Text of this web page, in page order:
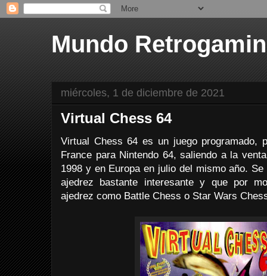
Mundo
miércoles, 1 de diciembre de 2021
Virtual Chess 64
Virtual Chess 64 es un juego programado,
France para Nintendo 64, saliendo a la
1998 y en Europa en julio del mismo año.
ajedrez bastante interesante y que por
ajedrez como Battle Chess o Star Wars